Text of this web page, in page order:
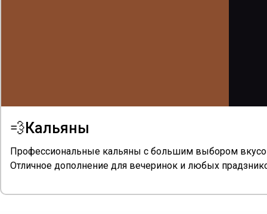
💨Кальяны
Профессиональные кальяны с большим выбором
Отличное дополнение для вечеринок и любых